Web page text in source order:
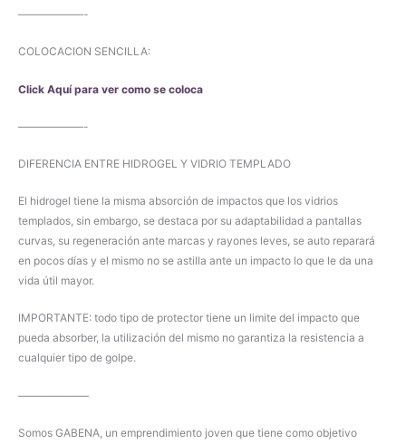
——————-
COLOCACION SENCILLA:
Click Aquí para ver como se coloca
——————-
DIFERENCIA ENTRE HIDROGEL Y VIDRIO TEMPLADO
El hidrogel tiene la misma absorción de impactos que los vidrios
templados, sin embargo, se destaca por su adaptabilidad a pantallas
curvas, su regeneración ante marcas y rayones leves, se auto reparará
en pocos días y el mismo no se astilla ante un impacto lo que le da una
vida útil mayor.
IMPORTANTE: todo tipo de protector tiene un limite del impacto que
pueda absorber, la utilización del mismo no garantiza la resistencia a
cualquier tipo de golpe.
——————–
Somos GABENA, un emprendimiento joven que tiene como objetivo